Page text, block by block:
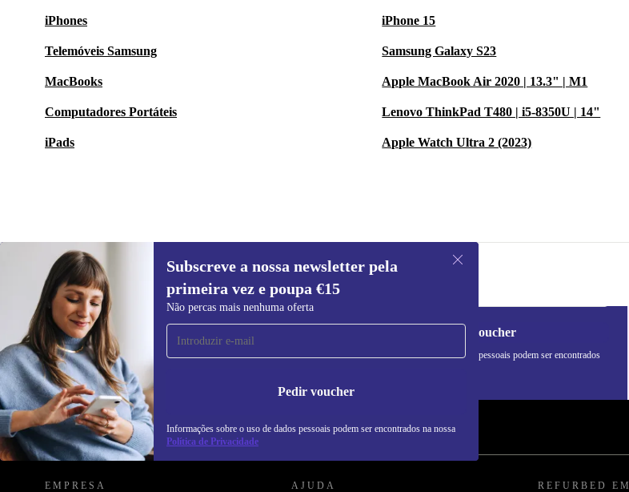
iPhones
Telemóveis Samsung
MacBooks
Computadores Portáteis
iPads
iPhone 15
Samsung Galaxy S23
Apple MacBook Air 2020 | 13.3" | M1
Lenovo ThinkPad T480 | i5-8350U | 14"
Apple Watch Ultra 2 (2023)
1.512 €1.699 €
Subscreve a nossa newsletter pela
primeira vez e poupa €15
Não percas mais nenhuma oferta
Pedir voucher
Informações sobre o uso de dados pessoais podem ser encontrados na nossa
Política de Privacidade
Subscreve a nossa newsletter pela
primeira vez e poupa 15€!
Não percas mais nenhuma oferta.
Pedir voucher
Informações sobre o uso de dados pessoais podem ser encontrados
REFURBED PORTUGAL - RETHINK NEW.
EMPRESA AJUDA REFURBED EM